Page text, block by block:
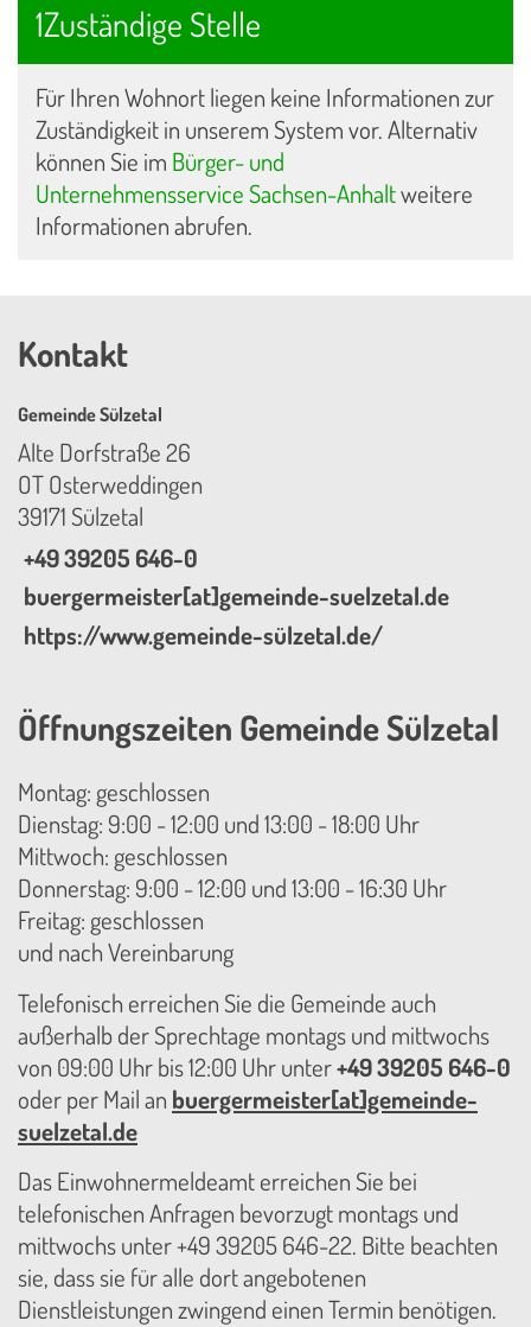
1Zuständige Stelle
Für Ihren Wohnort liegen keine Informationen zur
Zuständigkeit in unserem System vor. Alternativ
können Sie im Bürger- und
Unternehmensservice Sachsen-Anhaltweitere
Informationen abrufen.
Kontakt
Gemeinde Sülzetal
Alte Dorfstraße 26
OT Osterweddingen
39171 Sülzetal
+49 39205 646-0
buergermeister[at]gemeinde-suelzetal.de
https://www.gemeinde-sülzetal.de/
Öffnungszeiten Gemeinde Sülzetal
Montag: geschlossen
Dienstag: 9:00 - 12:00 und 13:00 - 18:00 Uhr
Mittwoch: geschlossen
Donnerstag: 9:00 - 12:00 und 13:00 - 16:30 Uhr
Freitag: geschlossen
und nach Vereinbarung
Telefonisch erreichen Sie die Gemeinde auch
außerhalb der Sprechtage montags und mittwochs
von 09:00 Uhr bis 12:00 Uhr unter+49 39205 646-0
oder per Mail an buergermeister[at]gemeinde-
suelzetal.de
Das Einwohnermeldeamt erreichen Sie bei
telefonischen Anfragen bevorzugt montags und
mittwochs unter +49 39205 646-22. Bitte beachten
sie, dass sie für alle dort angebotenen
Dienstleistungen zwingend einen Termin benötigen.